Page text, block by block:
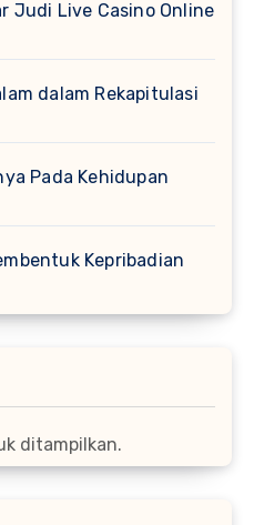
Judi Live Casino Online
dalam Rekapitulasi
Pada Kehidupan
Kepribadian
ditampilkan.